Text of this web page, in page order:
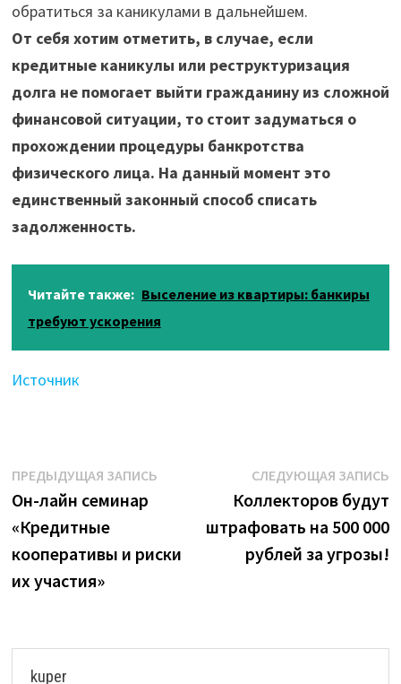
обратиться за каникулами в дальнейшем.
От себя хотим отметить, в случае, если
кредитные каникулы или реструктуризация
долга не помогает выйти гражданину из сложной
финансовой ситуации, то стоит задуматься о
прохождении процедуры банкротства
физического лица. На данный момент это
единственный законный способ списать
задолженность.
Читайте также: Выселение из квартиры: банкиры
требуют ускорения
Источник
Навигация
по
записям
ПРЕДЫДУЩАЯ ЗАПИСЬПредыдущая
Он-лайн семинар
«Кредитные
кооперативы и риски
их участия»
СЛЕДУЮЩАЯ ЗАПИСЬ
Коллекторов будут
штрафовать на 500 000
рублей за угрозы!
kuper